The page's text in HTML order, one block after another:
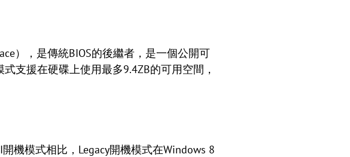
），是傳統BIOS的後繼者，是一個公開可
支援在硬碟上使用最多9.4ZB的可用空間，
機模式相比，Legacy開機模式在Windows 8